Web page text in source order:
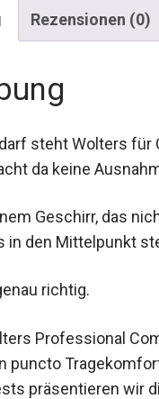
Rezensionen (0)
steht Wolters
da keine
Geschirr, das
in den Mittelpunkt
richtig.
Professional
puncto
präsentieren wir